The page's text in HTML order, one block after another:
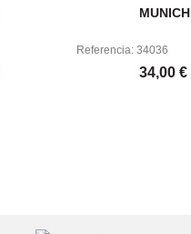
MUNICH
Referencia: 34036
34,00 €